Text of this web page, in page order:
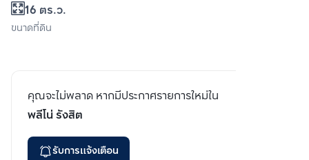
16 ตร.ว.
ขนาดที่ดิน
คุณจะไม่พลาด หากมีประกาศรายการใหม่ใน
พลีโน่ รังสิต
รับการแจ้งเตือน